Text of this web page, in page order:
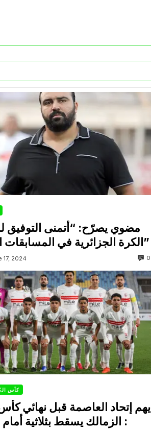
مضوي يصرّح: “أتمنى التوفيق
الكرة الجزائرية في المسابقات القارية”
17, 2024 0
كأس
يهم إتحاد العاصمة قبل نهائي